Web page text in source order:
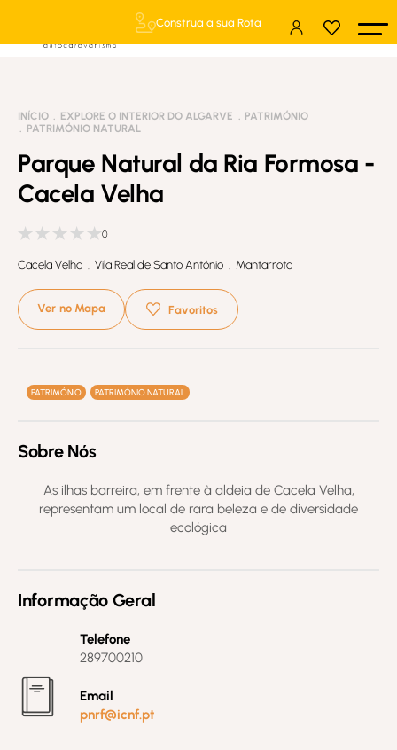
Construa a sua Rota
INÍCIO EXPLORE O INTERIOR DO ALGARVE
PATRIMÓNIO
PATRIMÓNIO NATURAL
Parque Natural da Ria Formosa -
Cacela Velha
0
Cacela Velha . Vila Real de Santo António . Mantarrota
Ver no Mapa Favoritos
PATRIMÓNIO PATRIMÓNIO NATURAL
Sobre Nós
As ilhas barreira, em frente à aldeia de Cacela Velha,
representam um local de rara beleza e de diversidade
ecológica
Informação Geral
Telefone
289700210
Email
pnrf@icnf.pt